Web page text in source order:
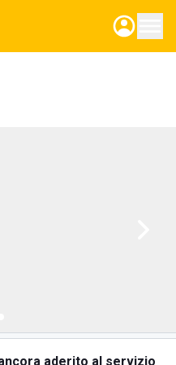
aderito al servizio